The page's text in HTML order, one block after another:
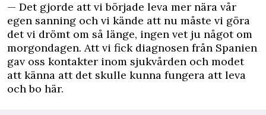
— Det gjorde att vi började leva mer nära vår
egen sanning och vi kände att nu måste vi göra
det vi drömt om så länge, ingen vet ju något om
morgondagen. Att vi fick diagnosen från Spanien
gav oss kontakter inom sjukvården och modet
att känna att det skulle kunna fungera att leva
och bo här.